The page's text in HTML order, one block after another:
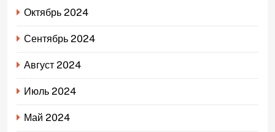
Октябрь 2024
Сентябрь 2024
Август 2024
Июль 2024
Май 2024